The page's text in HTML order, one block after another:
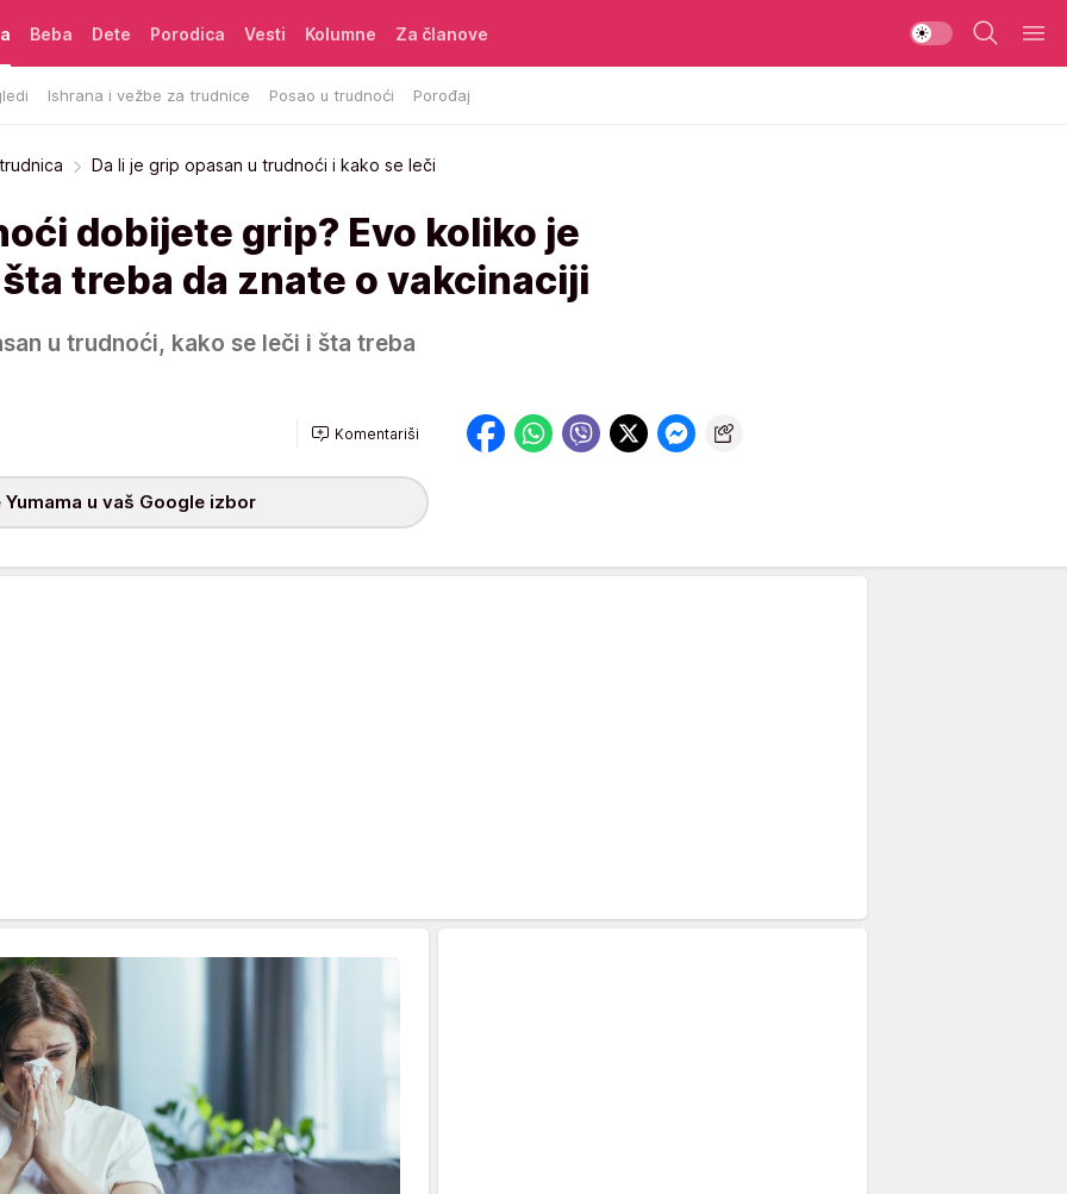
Ishrana i vežbe za trudnice Posao u trudnoći Porođaj
Beba Dete Porodica Vesti Kolumne Za članove
Da li je grip opasan u trudnoći i kako se leči
dobijete grip? Evo koliko je
treba da znate o vakcinaciji
u trudnoći, kako se leči i šta treba
Komentariši
u vaš Google izbor